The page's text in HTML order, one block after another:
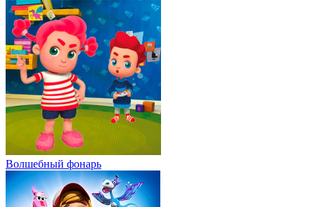
Волшебный фонарь